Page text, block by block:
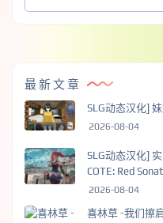
最新文章
SLG动态汉化]
2026-08-04
SLG动态汉化]
COTE: Red
2026-08-04
喜林草 -我们擦